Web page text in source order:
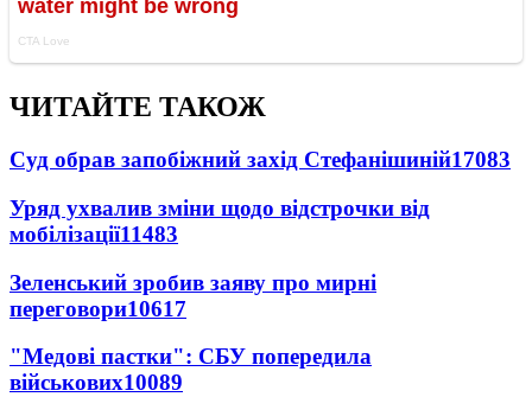
ЧИТАЙТЕ ТАКОЖ
Суд обрав запобіжний захід Стефанішиній17083
Уряд ухвалив зміни щодо відстрочки від
мобілізації11483
Зеленський зробив заяву про мирні
переговори10617
"Медові пастки": СБУ попередила
військових10089